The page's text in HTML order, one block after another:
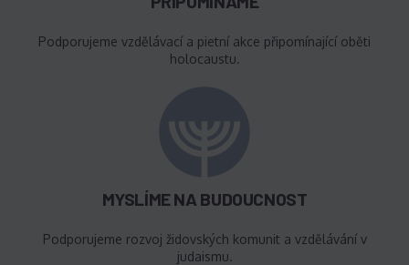
Podporujeme vzdělávací a pietní akce připomínající oběti
holocaustu.
MYSLÍME NA BUDOUCNOST
Podporujeme rozvoj židovských komunit a vzdělávání v
judaismu.